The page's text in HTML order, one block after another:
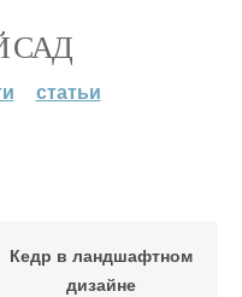
САД
статьи
Кедр в ландшафтном
дизайне